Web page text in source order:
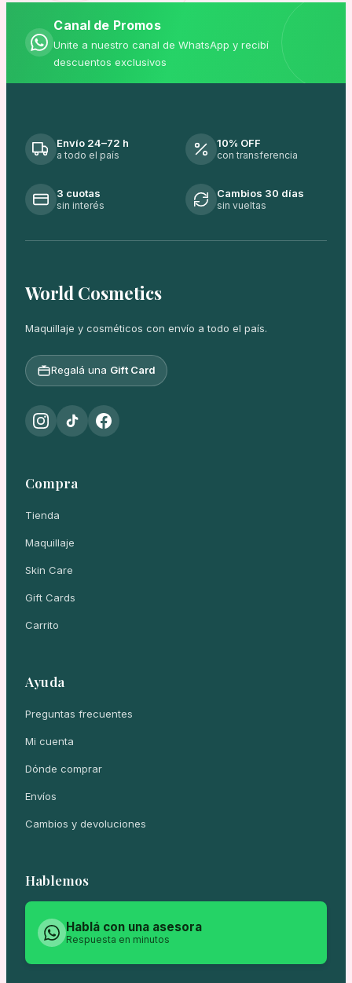
Canal de Promos
Unite a nuestro canal de WhatsApp y recibí
descuentos exclusivos
Envío 24–72 h
a todo el país
10% OFF
con transferencia
3 cuotas
sin interés
Cambios 30 días
sin vueltas
World Cosmetics
Maquillaje y cosméticos con envío a todo el país.
Regalá una Gift Card
Compra
Tienda
Maquillaje
Skin Care
Gift Cards
Carrito
Ayuda
Preguntas frecuentes
Mi cuenta
Dónde comprar
Envíos
Cambios y devoluciones
Hablemos
Hablá con una asesora
Respuesta en minutos